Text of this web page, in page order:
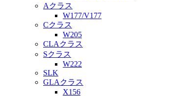
Aクラス
W177/V177
Cクラス
W205
CLAクラス
Sクラス
W222
SLK
GLAクラス
X156